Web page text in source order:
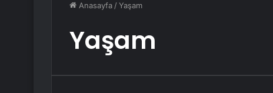
Anasayfa /Yaşam
Yaşam